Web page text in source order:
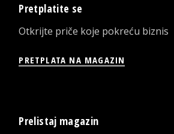
Pretplatite se
Otkrijte priče koje pokreću biznis
PRETPLATA NA MAGAZIN
Prelistaj magazin